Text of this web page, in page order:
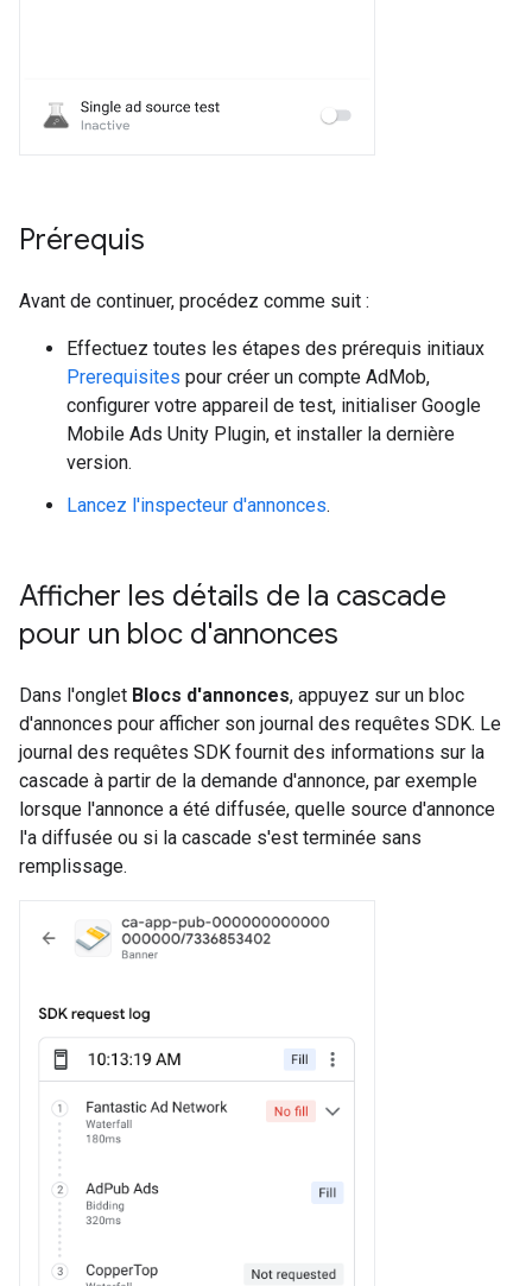
Prérequis
Avant de continuer, procédez comme suit :
Effectuez toutes les étapes des prérequis initiaux
Prerequisites pour créer un compte AdMob,
configurer votre appareil de test, initialiser Google
Mobile Ads Unity Plugin, et installer la dernière
version.
Lancez l'inspecteur d'annonces.
Afficher les détails de la cascade
pour un bloc d'annonces
Dans l'onglet Blocs d'annonces, appuyez sur un bloc
d'annonces pour afficher son journal des requêtes SDK. Le
journal des requêtes SDK fournit des informations sur la
cascade à partir de la demande d'annonce, par exemple
lorsque l'annonce a été diffusée, quelle source d'annonce
l'a diffusée ou si la cascade s'est terminée sans
remplissage.